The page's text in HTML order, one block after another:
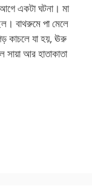
একটা ঘটনা। মা
বাথরুমে পা মেলে
কাচলে যা হয়, ঊরু
সায়া আর হাতাকাতা